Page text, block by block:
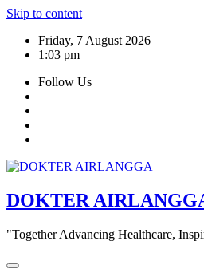
Skip to content
Friday, 7 August 2026
1:03 pm
Follow Us
DOKTER
"Together Advancing Healthcare,